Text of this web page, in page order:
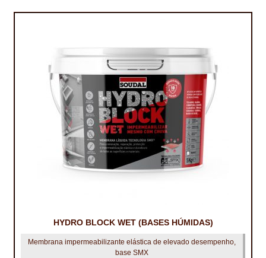
HYDRO BLOCK WET (BASES HÚMIDAS)
Membrana impermeabilizante elástica de elevado desempenho,
base SMX